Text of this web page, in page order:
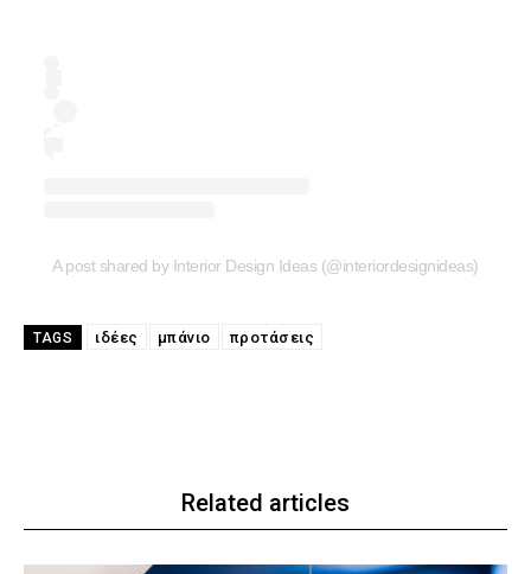
A post shared by Interior Design Ideas (@interiordesignideas)
TAGS ιδέες μπάνιο προτάσεις
Related articles